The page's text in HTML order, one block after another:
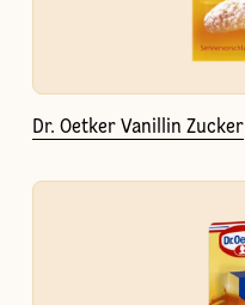
Dr. Oetker Vanillin Zucker